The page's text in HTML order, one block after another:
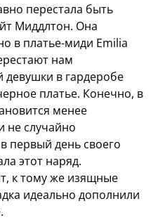
перестала быть
Миддлтон. Она
в платье-миди Emilia
нам
девушки в гардеробе
платье. Конечно, в
менее
не случайно
первый день своего
этот наряд.
к тому же изящные
идеально дополнили